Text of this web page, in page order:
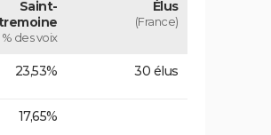
Saint-
% des voix
Élus
(France)
23,53% 30 élus
17,65%